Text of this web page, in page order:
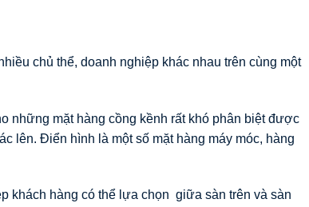
chủ thể, doanh nghiệp khác nhau trên cùng một
những mặt hàng cồng kềnh rất khó phân biệt được
lên. Điển hình là một số mặt hàng máy móc, hàng
khách hàng có thể lựa chọn giữa sàn trên và sàn